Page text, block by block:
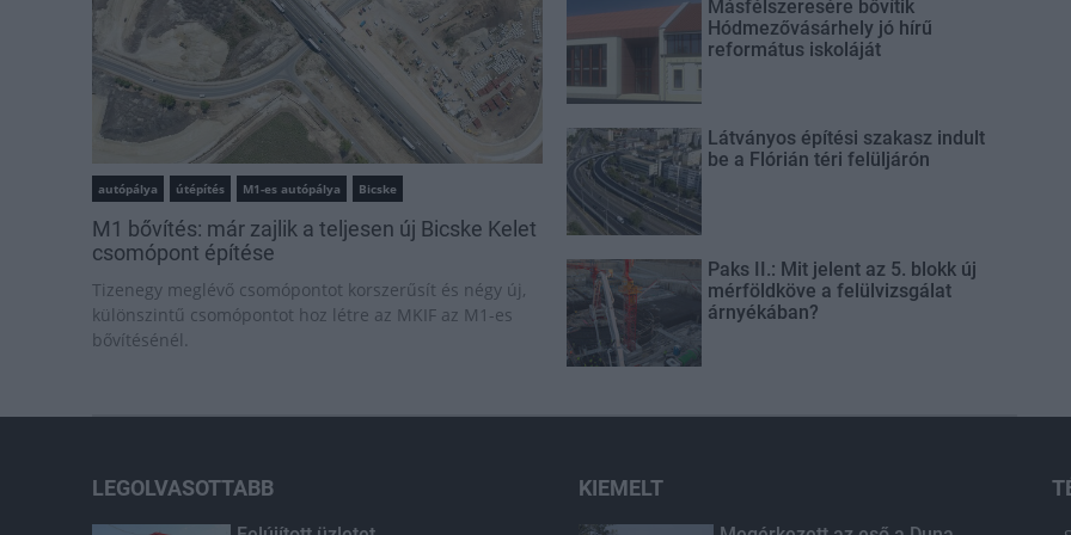
autópálya útépítés M1-es autópálya Bicske
M1 bővítés: már zajlik a teljesen új Bicske Kelet
csomópont építése
Tizenegy meglévő csomópontot korszerűsít és négy új,
különszintű csomópontot hoz létre az MKIF az M1-es
bővítésénél.
Másfélszeresére bővítik
Hódmezővásárhely jó hírű
református iskoláját
Látványos építési szakasz indult
be a Flórián téri felüljárón
Paks II.: Mit jelent az 5. blokk új
mérföldköve a felülvizsgálat
árnyékában?
LEGOLVASOTTABB KIEMELT